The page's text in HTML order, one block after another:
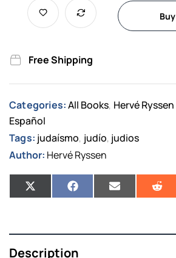
Free Shipping
Categories: All Books, Hervé Ryssen
Español
Tags: judaísmo, judío, judios
Author: Hervé Ryssen
Description